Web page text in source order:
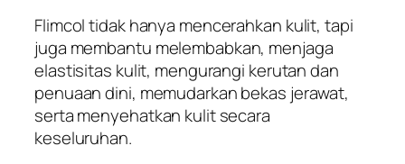
Flimcol tidak hanya mencerahkan kulit, tapi
juga membantu melembabkan, menjaga
elastisitas kulit, mengurangi kerutan dan
penuaan dini, memudarkan bekas jerawat,
serta menyehatkan kulit secara
keseluruhan.